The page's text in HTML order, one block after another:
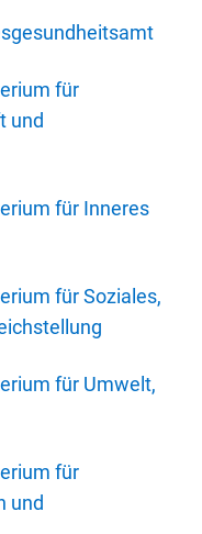
für
und
für Inneres
für Soziales,
für Umwelt,
für
und